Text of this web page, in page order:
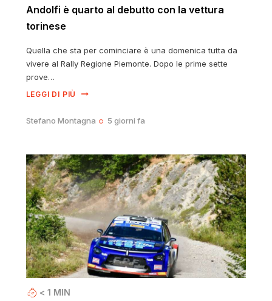
Andolfi è quarto al debutto con la vettura
torinese
Quella che sta per cominciare è una domenica tutta da
vivere al Rally Regione Piemonte. Dopo le prime sette
prove…
LEGGI DI PIÙ
Stefano Montagna 5 giorni fa
< 1 MIN